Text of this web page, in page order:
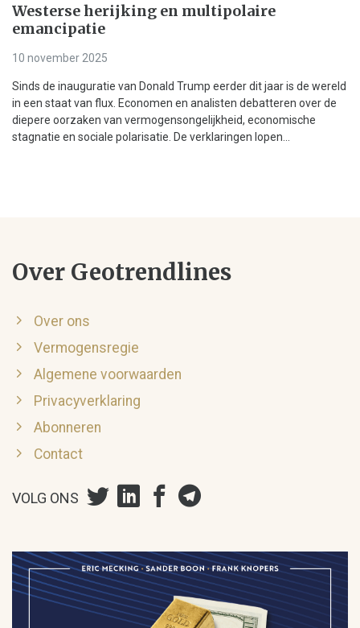
Westerse herijking en multipolaire
emancipatie
10 november 2025
Sinds de inauguratie van Donald Trump eerder dit jaar is de wereld
in een staat van flux. Economen en analisten debatteren over de
diepere oorzaken van vermogensongelijkheid, economische
stagnatie en sociale polarisatie. De verklaringen lopen...
Over Geotrendlines
Over ons
Vermogensregie
Algemene voorwaarden
Privacyverklaring
Abonneren
Contact
VOLG ONS